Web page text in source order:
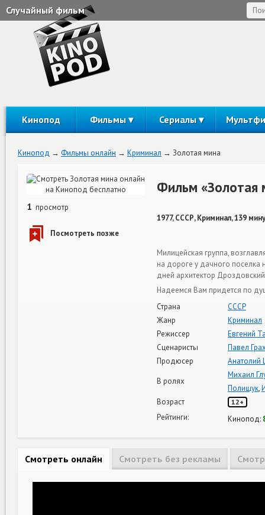
Случайный фильм
Кинопод Фильмы Сериалы
Кинопод Фильмы онлайн Криминал Золотая мина
1 просмотр
Фильм «Золотая
1977, СССР, Криминал, 139
Милицейская группа,
на дороге у дачного поселка
дней архитектор
Надеемся Вам придется по
Страна
СССР
Жанр
Криминал
Режиссер
Евгений
Сценаристы
Павел
Продюсер
Анатолий
В ролях
Михаил
Полищук,
Возраст
12+
Рейтинги: Кинопод:
Смотреть онлайн Смотреть без рекламы